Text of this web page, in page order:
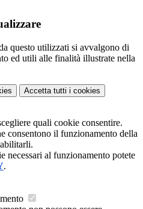
questo utilizzati si avvalgono di
ed utili alle finalità illustrate nella
Accetta tutti i cookies
quali cookie consentire.
consentono il funzionamento della
necessari al funzionamento potete
.